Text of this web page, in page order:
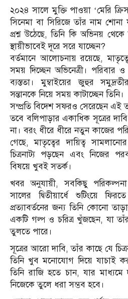
২০২৪ সালে মুক্তি পাওয়া ‘মেরি
সিনেমা বা সিরিজে তাঁর নাম
প্রশ্ন উঠেছে, তিনি কি অভিনয় থেকে
স্থায়ীভাবেই দূরে সরে যাচ্ছেন?
বর্তমানে আলোচনায় রয়েছে,
সময় দিচ্ছেন অভিনেত্রী। পরিবার
ব্যস্ততা। মুম্বাইয়ের জুহুর
সন্তানকে নিয়ে সময় কাটাচ্ছেন তিনি।
সম্প্রতি বিদেশ সফরও সেরেছেন এই
তবে বলিপাড়ার একাধিক সূত্রের
না। বরং ধীরে ধীরে নতুন কাজের
গেছে, মাতৃত্বের দায়িত্ব
চিত্রনাট্য পড়ছেন এবং নিজের
বিষয়ে খুবই সতর্ক।
খবর অনুযায়ী, সবকিছু
সালের দ্বিতীয়ার্ধে শুটিংয়ে
প্রত্যাবর্তনের জন্য তিনি কোনো
একটি গল্প ও চরিত্র খুঁজছেন, যা
তুলতে পারে।
সূত্রের আরো দাবি, তাঁর কাছে যে
তিনি খুব মনোযোগ দিয়ে যাচাই
তিনি রাজি হতে চান, যার
নিজেকে তুলে ধরা সম্ভব হবে।